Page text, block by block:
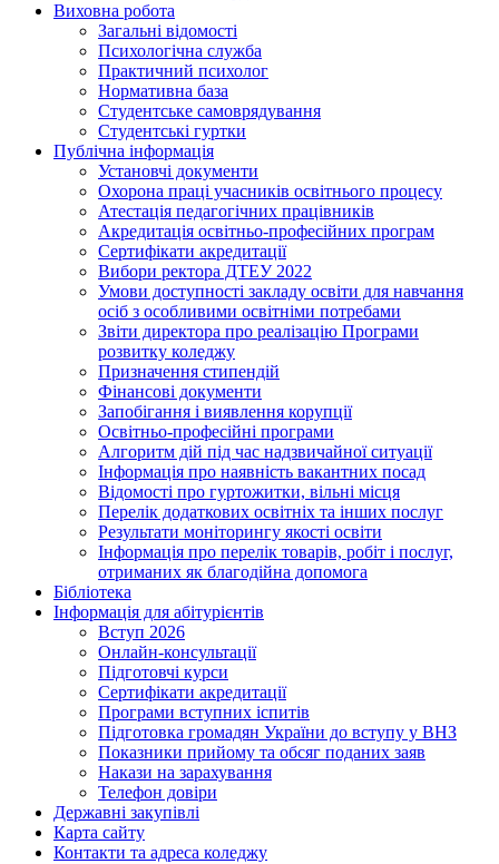
Виховна робота
Загальні відомості
Психологічна служба
Практичний психолог
Нормативна база
Студентське самоврядування
Студентські гуртки
Публічна інформація
Установчі документи
Охорона праці учасників освітнього процесу
Атестація педагогічних працівників
Акредитація освітньо-професійних програм
Сертифікати акредитації
Вибори ректора ДТЕУ 2022
Умови доступності закладу освіти для навчання
осіб з особливими освітніми потребами
Звіти директора про реалізацію Програми
розвитку коледжу
Призначення стипендій
Фінансові документи
Запобігання і виявлення корупції
Освітньо-професійні програми
Алгоритм дій під час надзвичайної ситуації
Інформація про наявність вакантних посад
Відомості про гуртожитки, вільні місця
Перелік додаткових освітніх та інших послуг
Результати моніторингу якості освіти
Інформація про перелік товарів, робіт і послуг,
отриманих як благодійна допомога
Бібліотека
Інформація для абітурієнтів
Вступ 2026
Онлайн-консультації
Підготовчі курси
Сертифікати акредитації
Програми вступних іспитів
Підготовка громадян України до вступу у ВНЗ
Показники прийому та обсяг поданих заяв
Накази на зарахування
Телефон довіри
Державні закупівлі
Карта сайту
Контакти та адреса коледжу